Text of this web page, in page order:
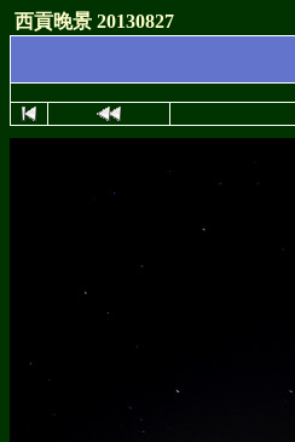
西貢晚景 20130827